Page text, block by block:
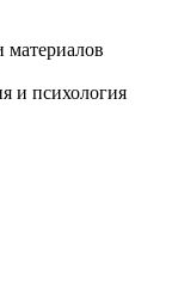
и психология